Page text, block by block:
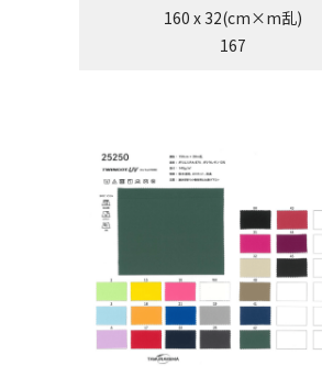
160 x 32(cm×m乱)
167